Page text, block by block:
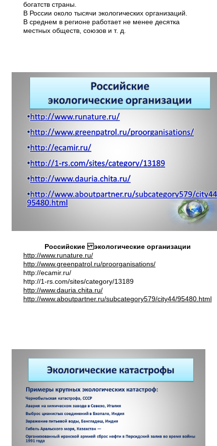
богатств страны.
В России около тысячи экологических организаций.
В среднем в регионе работает не менее десятка
местных обществ, союзов и т. д.
Российские экологические организации
http://www.runature.ru/
http://www.greenpatrol.ru/proorganisations/
http://ecamir.ru/
http://1-rs.com/sites/category/13189
http://www.dauria.chita.ru/
http://www.aboutpartner.ru/subcategory579/city44/95480.html